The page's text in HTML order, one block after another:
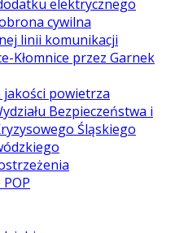
elektrycznego
cywilna
linii komunikacji
Kłomnice przez Garnek
jakości powietrza
Bezpieczeństwa i
Śląskiego